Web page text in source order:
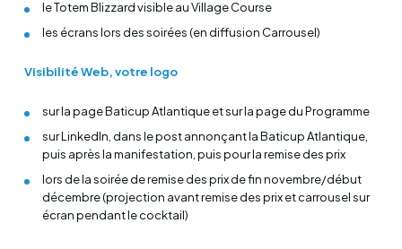
le Totem Blizzard visible au Village Course
les écrans lors des soirées (en diffusion Carrousel)
Visibilité Web, votre logo
sur la page Baticup Atlantique et sur la page du Programme
sur LinkedIn, dans le post annonçant la Baticup Atlantique,
puis après la manifestation, puis pour la remise des prix
lors de la soirée de remise des prix de fin novembre/début
décembre (projection avant remise des prix et carrousel sur
écran pendant le cocktail)